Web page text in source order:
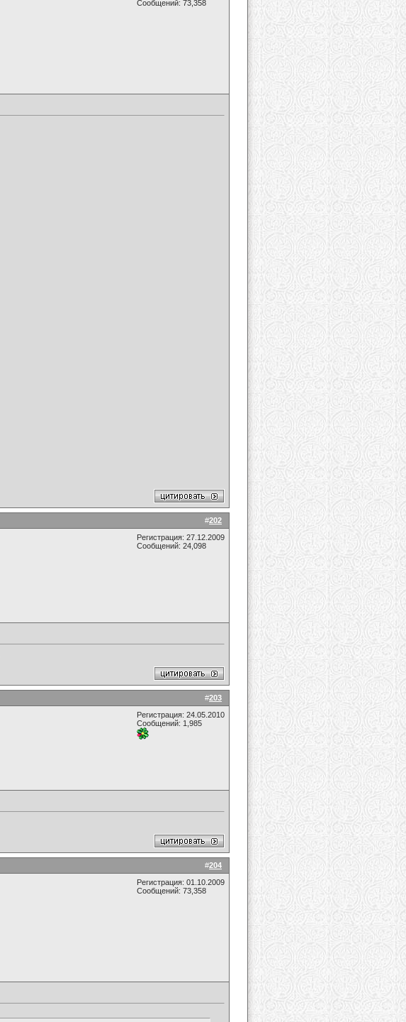
Сообщений: 73,358
#202
Регистрация: 27.12.2009
Сообщений: 24,098
#203
Регистрация: 24.05.2010
Сообщений: 1,985
#204
Регистрация: 01.10.2009
Сообщений: 73,358